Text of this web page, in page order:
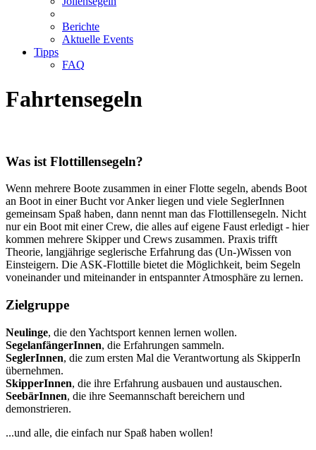
Berichte
Aktuelle Events
Tipps
FAQ
Fahrtensegeln
Was ist Flottillensegeln?
Wenn mehrere Boote zusammen in einer Flotte segeln, abends Boot
an Boot in einer Bucht vor Anker liegen und viele SeglerInnen
gemeinsam Spaß haben, dann nennt man das Flottillensegeln. Nicht
nur ein Boot mit einer Crew, die alles auf eigene Faust erledigt - hier
kommen mehrere Skipper und Crews zusammen. Praxis trifft
Theorie, langjährige seglerische Erfahrung das (Un-)Wissen von
Einsteigern. Die ASK-Flottille bietet die Möglichkeit, beim Segeln
voneinander und miteinander in entspannter Atmosphäre zu lernen.
Zielgruppe
Neulinge, die den Yachtsport kennen lernen wollen.
SegelanfängerInnen, die Erfahrungen sammeln.
SeglerInnen, die zum ersten Mal die Verantwortung als SkipperIn
übernehmen.
SkipperInnen, die ihre Erfahrung ausbauen und austauschen.
SeebärInnen, die ihre Seemannschaft bereichern und
demonstrieren.
...und alle, die einfach nur Spaß haben wollen!